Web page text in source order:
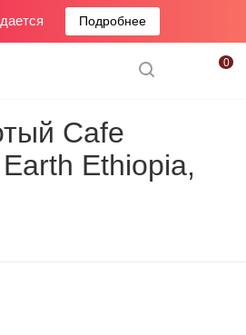
Подробнее
0
Cafe
Ethiopia,